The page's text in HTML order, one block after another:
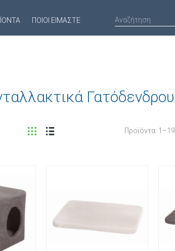
ΠΟΙΟΊ ΕΊΜΑΣΤΕ
Γατόδενδρου
Προϊόντα: 1 –19